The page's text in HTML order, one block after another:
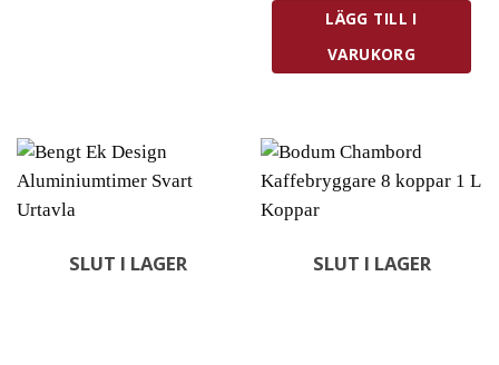
LÄGG TILL I
VARUKORG
SLUT I LAGER SLUT I LAGER